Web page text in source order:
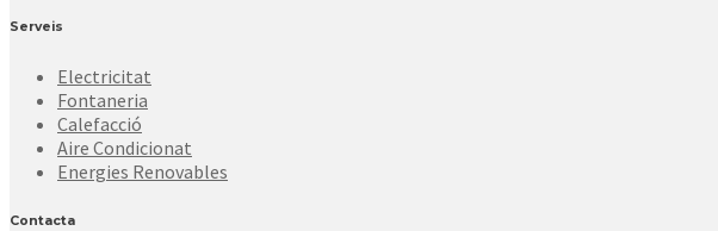
Serveis
Electricitat
Fontaneria
Calefacció
Aire Condicionat
Energies Renovables
Contacta